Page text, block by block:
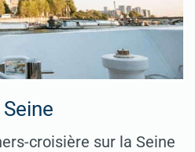
croisière sur la Seine